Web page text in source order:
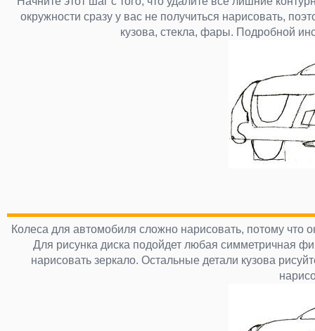
окружности сразу у вас не получиться нарисовать,
кузова, стекла, фары. Подробной
Колеса для автомобиля сложно нарисовать, потому
Для рисунка диска подойдет любая симметричная
нарисовать зеркало. Остальные детали кузова